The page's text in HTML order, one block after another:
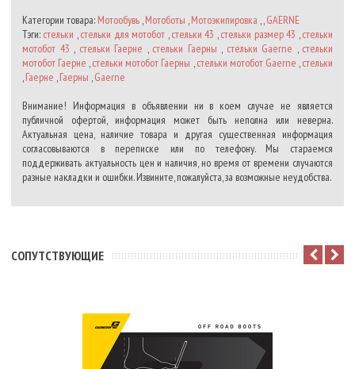
Категории товара: Мотообувь ,Мотоботы ,Мотоэкипировка , ,GAERNE
Тэги: стельки ,стельки для мотобот ,стельки 43 ,стельки размер 43 ,стельки
мотобот 43 , стельки Гаерне , стельки Гаерны , стельки Gaerne , стельки
мотобот Гаерне ,стельки мотобот Гаерны ,стельки мотобот Gaerne ,стельки
,Гаерне ,Гаерны ,Gaerne
Внимание! Информация в объявлении ни в коем случае не является
публичной офертой, информация может быть неполна или неверна.
Актуальная цена, наличие товара и другая существенная информация
согласовываются в переписке или по телефону. Мы стараемся
поддерживать актуальность цен и наличия, но время от времени случаются
разные накладки и ошибки. Извините, пожалуйста, за возможные неудобства.
CОПУТСТВУЮЩИЕ